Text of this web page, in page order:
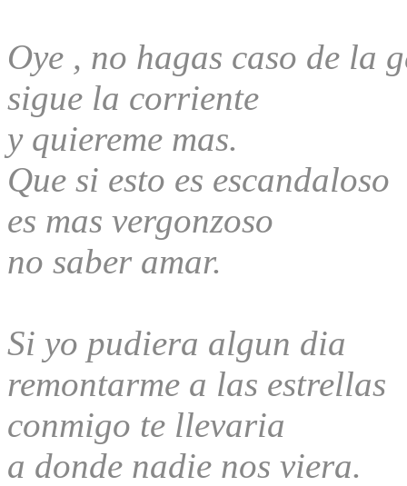
Oye , no hagas caso de la
sigue la corriente
y quiereme mas.
Que si esto es escandaloso
es mas vergonzoso
no saber amar.
Si yo pudiera algun dia
remontarme a las estrellas
conmigo te llevaria
a donde nadie nos viera.